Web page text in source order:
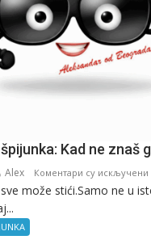
Kad ne znaš
Alex Коментари су искључени
može stići.Samo ne u